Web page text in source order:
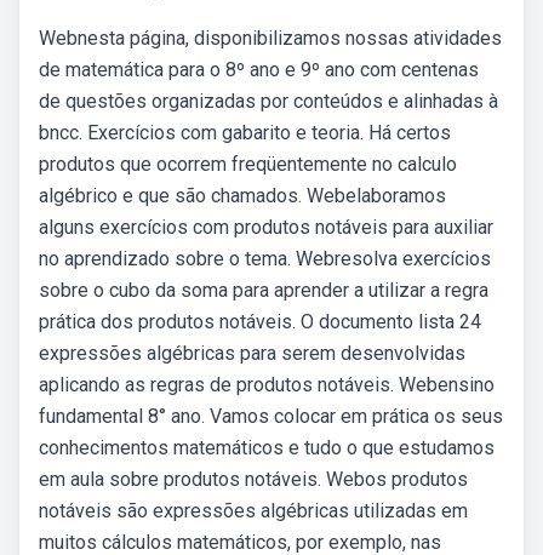
Webnesta página, disponibilizamos nossas atividades
de matemática para o 8º ano e 9º ano com centenas
de questões organizadas por conteúdos e alinhadas à
bncc. Exercícios com gabarito e teoria. Há certos
produtos que ocorrem freqüentemente no calculo
algébrico e que são chamados. Webelaboramos
alguns exercícios com produtos notáveis para auxiliar
no aprendizado sobre o tema. Webresolva exercícios
sobre o cubo da soma para aprender a utilizar a regra
prática dos produtos notáveis. O documento lista 24
expressões algébricas para serem desenvolvidas
aplicando as regras de produtos notáveis. Webensino
fundamental 8° ano. Vamos colocar em prática os seus
conhecimentos matemáticos e tudo o que estudamos
em aula sobre produtos notáveis. Webos produtos
notáveis são expressões algébricas utilizadas em
muitos cálculos matemáticos, por exemplo, nas